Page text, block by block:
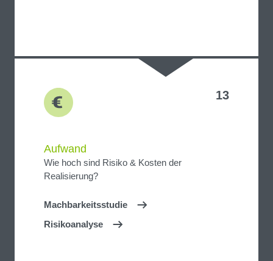
13
Aufwand
Wie hoch sind Risiko & Kosten der
Realisierung?
Machbarkeitsstudie
Risikoanalyse